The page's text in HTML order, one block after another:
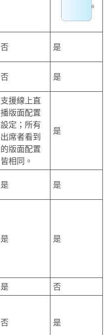
。
否 是
否 是
支援線上直
播版面配置
設定；所有
出席者看到
的版面配置
皆相同。
是
是 是
是 是
是
否
否 是